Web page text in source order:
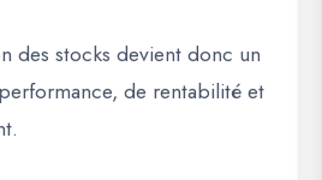
des stocks devient donc un
de rentabilité et